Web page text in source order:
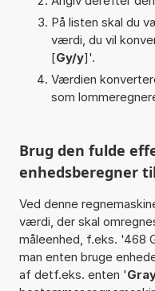
På listen skal du
værdi, du vil
[Gy/y]'.
Værdien
som
Brug den fulde
enhedsberegner
Ved denne
værdi, der skal
måleenhed, f.eks. '468
man enten bruge
af detf.eks. enten '